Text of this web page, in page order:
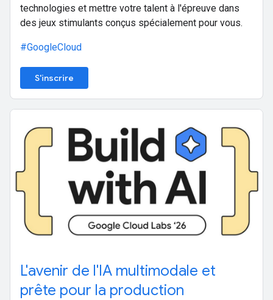
technologies et mettre votre talent à l'épreuve dans
des jeux stimulants conçus spécialement pour vous.
#GoogleCloud
S'inscrire
L'avenir de l'IA multimodale et
prête pour la production